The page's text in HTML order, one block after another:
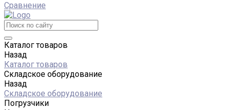
Сравнение
Каталог товаров
Назад
Каталог товаров
Складское оборудование
Назад
Складское оборудование
Погрузчики